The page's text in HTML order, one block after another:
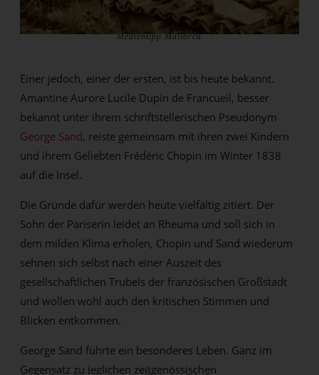
Medientipp Mallorca
Einer jedoch, einer der ersten, ist bis heute bekannt.
Amantine Aurore Lucile Dupin de Francueil, besser
bekannt unter ihrem schriftstellerischen Pseudonym
George Sand, reiste gemeinsam mit ihren zwei Kindern
und ihrem Geliebten Frédéric Chopin im Winter 1838
auf die Insel.
Die Gründe dafür werden heute vielfältig zitiert. Der
Sohn der Pariserin leidet an Rheuma und soll sich in
dem milden Klima erholen, Chopin und Sand wiederum
sehnen sich selbst nach einer Auszeit des
gesellschaftlichen Trubels der französischen Großstadt
und wollen wohl auch den kritischen Stimmen und
Blicken entkommen.
George Sand führte ein besonderes Leben. Ganz im
Gegensatz zu jeglichen zeitgenössischen